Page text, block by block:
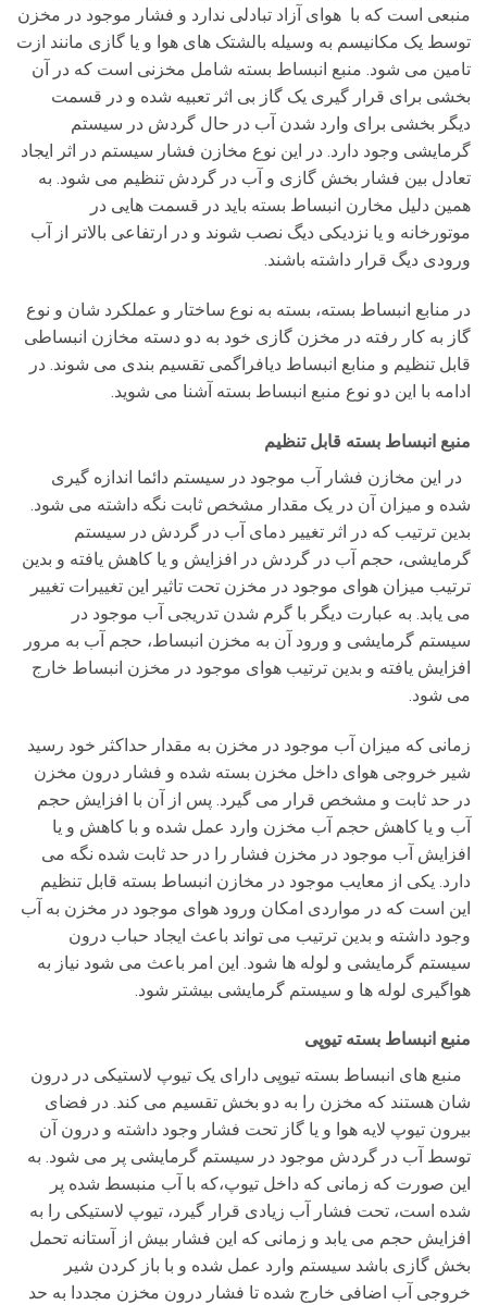
منبعی است که با هوای آزاد تبادلی ندارد و فشار موجود در مخزن
توسط یک مکانیسم به وسیله بالشتک های هوا و یا گازی مانند ازت
تامین می شود. منبع انبساط بسته شامل مخزنی است که در آن
بخشی برای قرار گیری یک گاز بی اثر تعبیه شده و در قسمت
دیگر بخشی برای وارد شدن آب در حال گردش در سیستم
گرمایشی وجود دارد. در این نوع مخازن فشار سیستم در اثر ایجاد
تعادل بین فشار بخش گازی و آب در گردش تنظیم می شود. به
همین دلیل مخارن انبساط بسته باید در قسمت هایی در
موتورخانه و یا نزدیکی دیگ نصب شوند و در ارتفاعی بالاتر از آب
ورودی دیگ قرار داشته باشند.
در منابع انبساط بسته، بسته به نوع ساختار و عملکرد شان و نوع
گاز به کار رفته در مخزن گازی خود به دو دسته مخازن انبساطی
قابل تنظیم و منابع انبساط دیافراگمی تقسیم بندی می شوند. در
ادامه با این دو نوع منبع انبساط بسته آشنا می شوید.
منبع انبساط بسته قابل تنظیم
در این مخازن فشار آب موجود در سیستم دائما اندازه گیری
شده و میزان آن در یک مقدار مشخص ثابت نگه داشته می شود.
بدین ترتیب که در اثر تغییر دمای آب در گردش در سیستم
گرمایشی، حجم آب در گردش در افزایش و یا کاهش یافته و بدین
ترتیب میزان هوای موجود در مخزن تحت تاثیر این تغییرات تغییر
می یابد. به عبارت دیگر با گرم شدن تدریجی آب موجود در
سیستم گرمایشی و ورود آن به مخزن انبساط، حجم آب به مرور
افزایش یافته و بدین ترتیب هوای موجود در مخزن انبساط خارج
می شود.
زمانی که میزان آب موجود در مخزن به مقدار حداکثر خود رسید
شیر خروجی هوای داخل مخزن بسته شده و فشار درون مخزن
در حد ثابت و مشخص قرار می گیرد. پس از آن با افزایش حجم
آب و یا کاهش حجم آب مخزن وارد عمل شده و با کاهش و یا
افزایش آب موجود در مخزن فشار را در حد ثابت شده نگه می
دارد. یکی از معایب موجود در مخازن انبساط بسته قابل تنظیم
این است که در مواردی امکان ورود هوای موجود در مخزن به آب
وجود داشته و بدین ترتیب می تواند باعث ایجاد حباب درون
سیستم گرمایشی و لوله ها شود. این امر باعث می شود نیاز به
هواگیری لوله ها و سیستم گرمایشی بیشتر شود.
منبع انبساط بسته تیوپی
منبع های انبساط بسته تیوپی دارای یک تیوپ لاستیکی در درون
شان هستند که مخزن را به دو بخش تقسیم می کند. در فضای
بیرون تیوپ لایه هوا و یا گاز تحت فشار وجود داشته و درون آن
توسط آب در گردش موجود در سیستم گرمایشی پر می شود. به
این صورت که زمانی که داخل تیوپ،که با آب منبسط شده پر
شده است، تحت فشار آب زیادی قرار گیرد، تیوپ لاستیکی را به
افزایش حجم می یابد و زمانی که این فشار بیش از آستانه تحمل
بخش گازی باشد سیستم وارد عمل شده و با باز کردن شیر
خروجی آب اضافی خارج شده تا فشار درون مخزن مجددا به حد